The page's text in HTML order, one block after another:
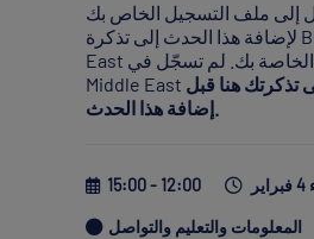
إلى ملف التسجيل الخاص بك
لإضافة هذا الحدث إلى تذكرة Breakbulk Middle
East الخاصة بك. لم تسجّل في Breakbulk
هنا قبل
إضافة هذا الحدث.
12:00 - 15:00
المعلومات والتعليم والتواصل